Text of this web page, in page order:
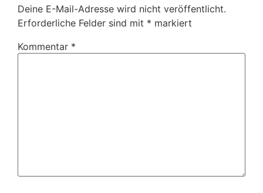
Deine E-Mail-Adresse wird nicht veröffentlicht.
Erforderliche Felder sind mit * markiert
Kommentar *